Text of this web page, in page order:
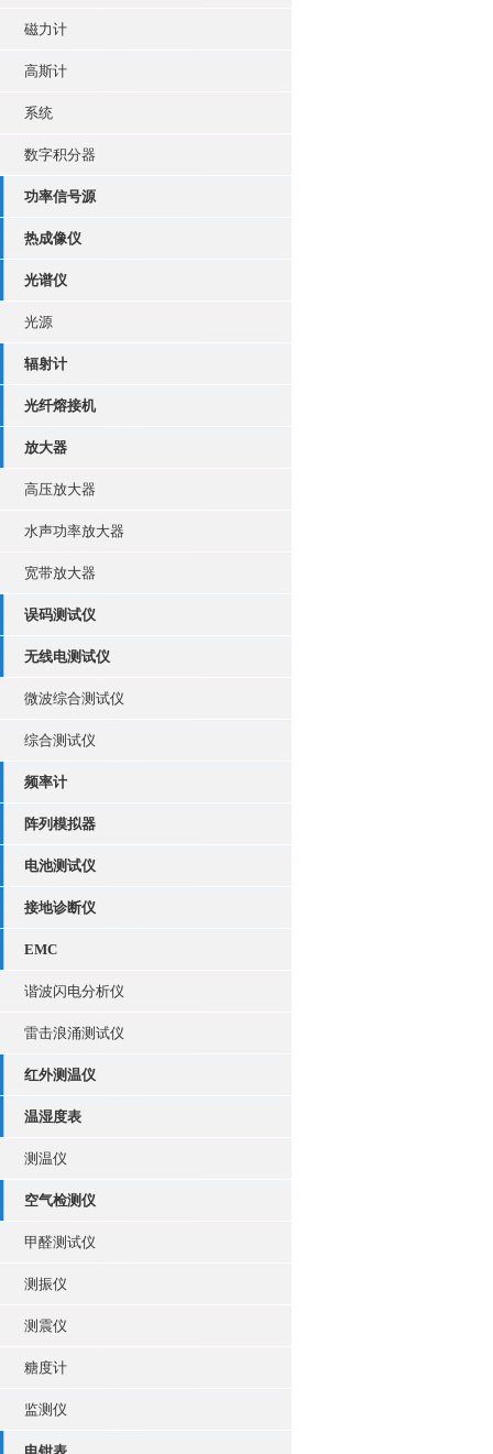
磁力计
高斯计
系统
数字积分器
功率信号源
热成像仪
光谱仪
光源
辐射计
光纤熔接机
放大器
高压放大器
水声功率放大器
宽带放大器
误码测试仪
无线电测试仪
微波综合测试仪
综合测试仪
频率计
阵列模拟器
电池测试仪
接地诊断仪
EMC
谐波闪电分析仪
雷击浪涌测试仪
红外测温仪
温湿度表
测温仪
空气检测仪
甲醛测试仪
测振仪
测震仪
糖度计
监测仪